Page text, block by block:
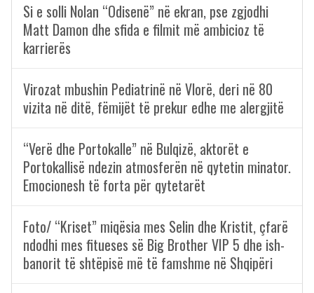
Si e solli Nolan “Odisenë” në ekran, pse zgjodhi
Matt Damon dhe sfida e filmit më ambicioz të
karrierës
Virozat mbushin Pediatrinë në Vlorë, deri në 80
vizita në ditë, fëmijët të prekur edhe me alergjitë
“Verë dhe Portokalle” në Bulqizë, aktorët e
Portokallisë ndezin atmosferën në qytetin minator.
Emocionesh të forta për qytetarët
Foto/ “Kriset” miqësia mes Selin dhe Kristit, çfarë
ndodhi mes fitueses së Big Brother VIP 5 dhe ish-
banorit të shtëpisë më të famshme në Shqipëri